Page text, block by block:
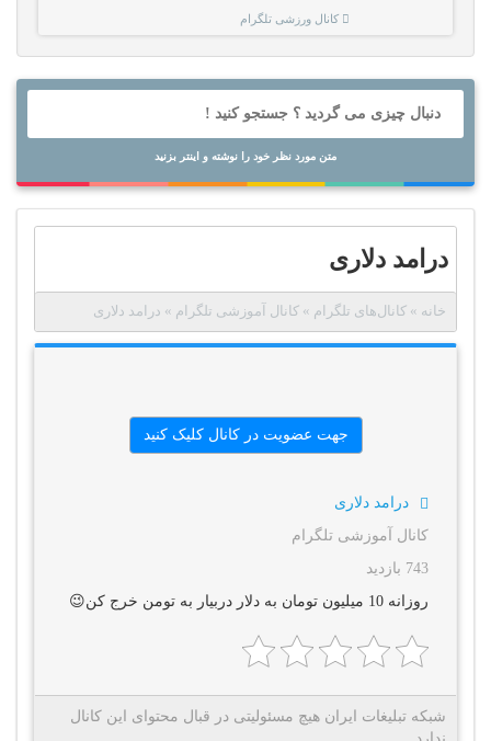
کانال ورزشی تلگرام
متن مورد نظر خود را نوشته و اینتر بزنید
درامد دلاری
خانه » کانال‌های تلگرام » کانال آموزشی تلگرام » درامد دلاری
جهت عضویت در کانال کلیک کنید
درامد دلاری
کانال آموزشی تلگرام
743 بازدید
روزانه 10 میلیون تومان به دلار دربیار به تومن خرج کن😉
شبکه تبلیغات ایران هیچ مسئولیتی در قبال محتوای این کانال